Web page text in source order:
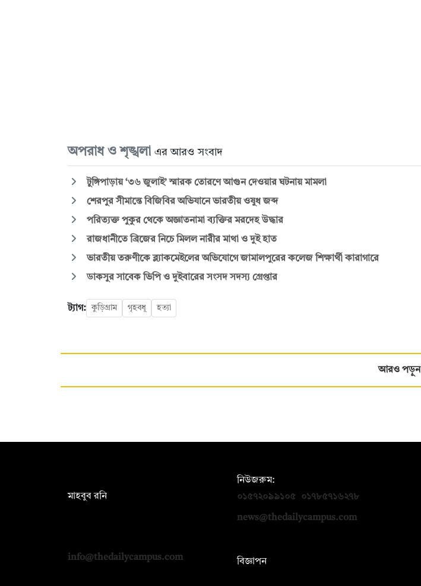
অপরাধ ও শৃঙ্খলা এর আরও সংবাদ
টুঙ্গিপাড়ায় ‘৩৬ জুলাই’ স্মারক তোরণে আগুন দেওয়ার ঘটনায় মামলা
শেরপুর সীমান্তে বিজিবির অভিযানে ভারতীয় ওষুধ জব্দ
পরিত্যক্ত পুকুর থেকে অজ্ঞাতনামা ব্যক্তির মরদেহ উদ্ধার
রাজধানীতে ব্রিজের নিচে মিলল নারীর মাথা ও দুই হাত
ভারতীয় তরুণীকে ব্ল্যাকমেইলের অভিযোগে জামালপুরের কলেজ শিক্ষার্থী কারাগারে
ডাকসুর সাবেক ভিপি ও দুইবারের সংসদ সদস্য গ্রেপ্তার
ট্যাগ: কুড়িগ্রাম গৃহবধূ হত্যা
আরও পড়ুন
মাহবুব রনি
info@thedailycampus.com
নিউজরুম:
০১৫৭২০৯৯১০৫
০১৭৮৫৭১৬২৭৮
news@thedailycampus.com
বিজ্ঞাপন